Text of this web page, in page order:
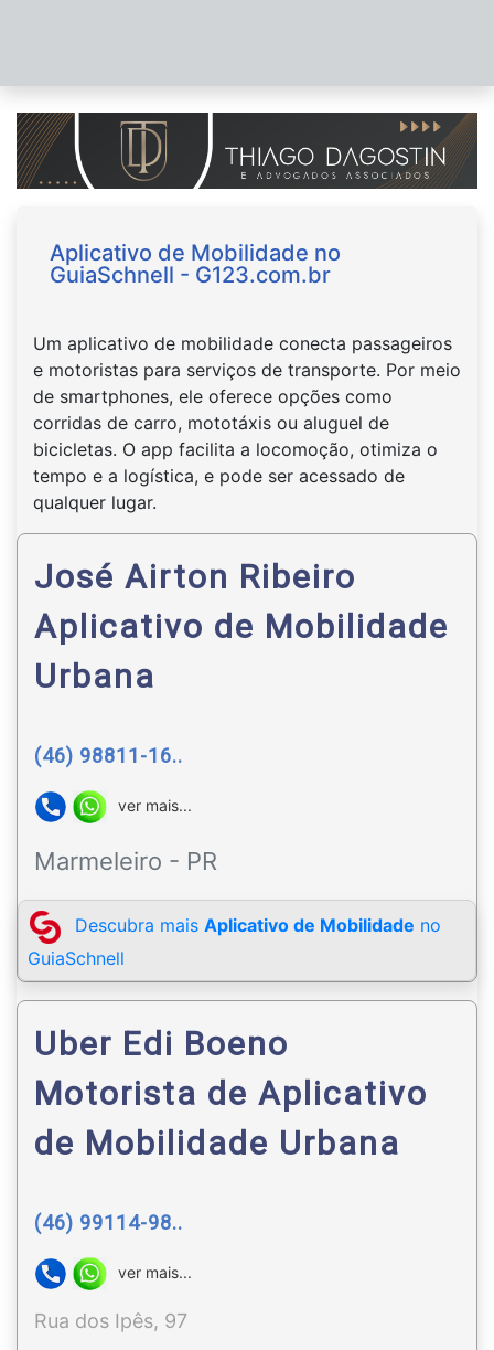
Aplicativo de Mobilidade no
GuiaSchnell - G123.com.br
Um aplicativo de mobilidade conecta passageiros
e motoristas para serviços de transporte. Por meio
de smartphones, ele oferece opções como
corridas de carro, mototáxis ou aluguel de
bicicletas. O app facilita a locomoção, otimiza o
tempo e a logística, e pode ser acessado de
qualquer lugar.
José Airton Ribeiro
Aplicativo de Mobilidade
Urbana
(46) 98811-16..
ver mais...
Marmeleiro - PR
Descubra mais Aplicativo de Mobilidade no
GuiaSchnell
Uber Edi Boeno
Motorista de Aplicativo
de Mobilidade Urbana
(46) 99114-98..
ver mais...
Rua dos Ipês, 97